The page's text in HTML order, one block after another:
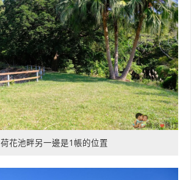
荷花池畔另一邊是1帳的位置